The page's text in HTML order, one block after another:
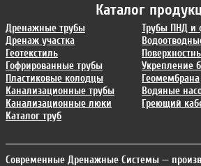
Каталог
Дренажные трубы
Дренаж участка
Геотекстиль
Гофрированные трубы
Пластиковые колодцы
Канализационные трубы
Канализационные люки
Каталог труб
Трубы ПНД и
Укрепление
Геомембрана
Водяные
Греющий
Современные Дренажные Системы —